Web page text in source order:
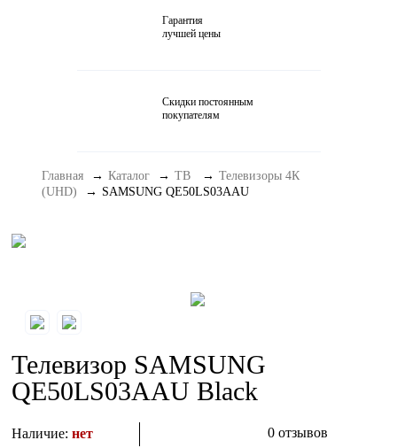
Виниловые проигрыватели
Домашние кинотеатры
Портативный Hi-Fi
Гарантия
лучшей цены
Скидки постоянным
покупателям
Главная Каталог ТВ
Телевизоры 4К
(UHD)
SAMSUNG QE50LS03AAU
Телевизор SAMSUNG
QE50LS03AAU Black
Наличие:нет 0 отзывов